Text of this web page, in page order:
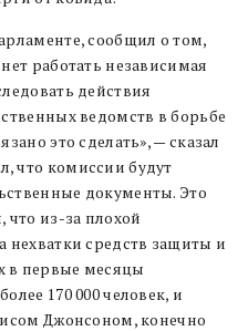
сообщил о том,
работать независимая
действия
ведомств в борьбе
это сделать», — сказал
что комиссии будут
документы. Это
что из-за плохой
нехватки средств защиты и
в первые месяцы
170 000 человек, и
Джонсоном, конечно